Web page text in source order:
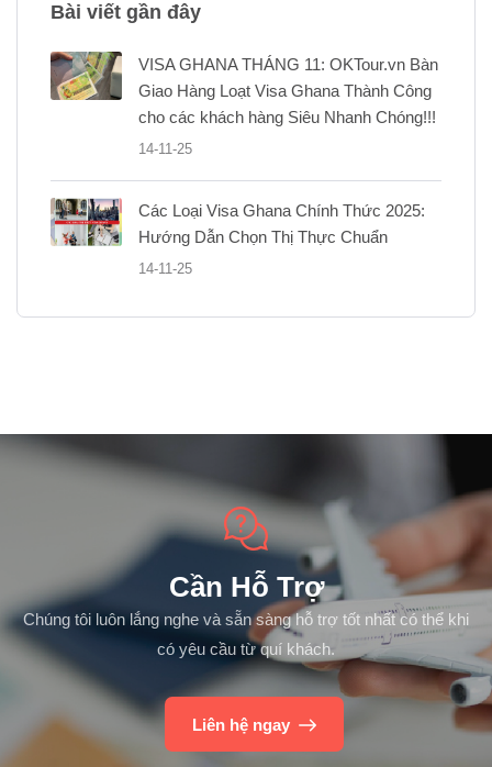
Bài viết gần đây
VISA GHANA THÁNG 11: OKTour.vn Bàn
Giao Hàng Loạt Visa Ghana Thành Công
cho các khách hàng Siêu Nhanh Chóng!!!
14-11-25
Các Loại Visa Ghana Chính Thức 2025:
Hướng Dẫn Chọn Thị Thực Chuẩn
14-11-25
Cần Hỗ Trợ
Chúng tôi luôn lắng nghe và sẵn sàng hỗ trợ tốt nhất có thể khi
có yêu cầu từ quí khách.
Liên hệ ngay